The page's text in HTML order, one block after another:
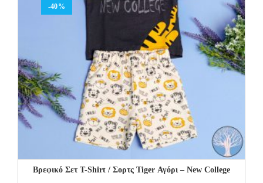
-40%
Βρεφικό Σετ Τ-Shirt / Σορτς Tiger Αγόρι – New College